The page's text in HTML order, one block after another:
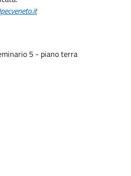
5 - piano terra